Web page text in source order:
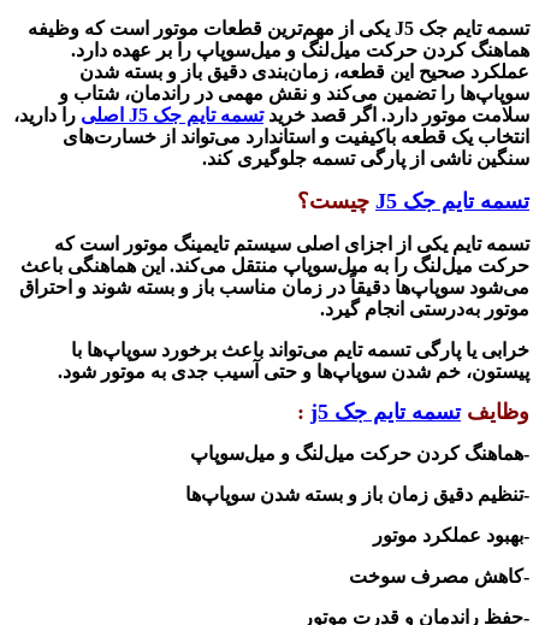
تسمه تایم جک J5 یکی از مهم‌ترین قطعات موتور است که وظیفه
هماهنگ کردن حرکت میل‌لنگ و میل‌سوپاپ را بر عهده دارد.
عملکرد صحیح این قطعه، زمان‌بندی دقیق باز و بسته شدن
سوپاپ‌ها را تضمین می‌کند و نقش مهمی در راندمان، شتاب و
سلامت موتور دارد. اگر قصد خریدتسمه تایم جک J5 اصلی را دارید،
انتخاب یک قطعه باکیفیت و استاندارد می‌تواند از خسارت‌های
سنگین ناشی از پارگی تسمه جلوگیری کند.
تسمه تایم جک J5 چیست؟
تسمه تایم یکی از اجزای اصلی سیستم تایمینگ موتور است که
حرکت میل‌لنگ را به میل‌سوپاپ منتقل می‌کند. این هماهنگی باعث
می‌شود سوپاپ‌ها دقیقاً در زمان مناسب باز و بسته شوند و احتراق
موتور به‌درستی انجام گیرد.
خرابی یا پارگی تسمه تایم می‌تواند باعث برخورد سوپاپ‌ها با
پیستون، خم شدن سوپاپ‌ها و حتی آسیب جدی به موتور شود.
وظایفتسمه تایم جک j5 :
-هماهنگ کردن حرکت میل‌لنگ و میل‌سوپاپ
-تنظیم دقیق زمان باز و بسته شدن سوپاپ‌ها
-بهبود عملکرد موتور
-کاهش مصرف سوخت
-حفظ راندمان و قدرت موتور